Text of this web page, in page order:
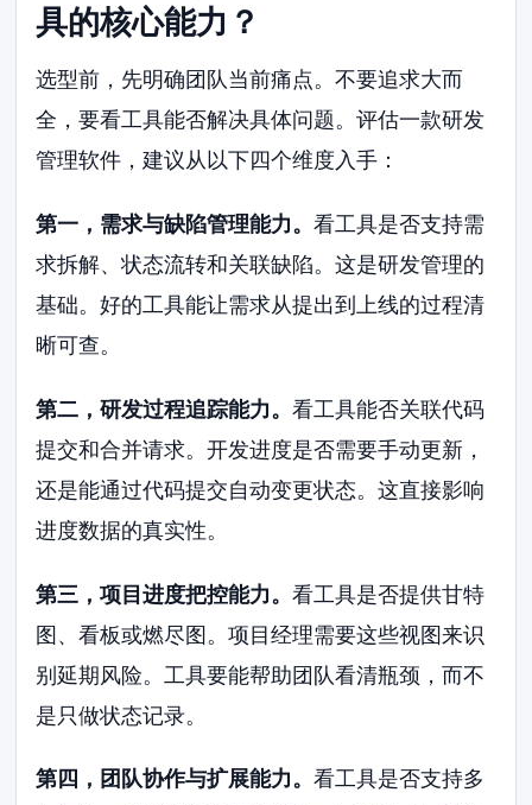
具的核心能力？
选型前，先明确团队当前痛点。不要追求大而
全，要看工具能否解决具体问题。评估一款研发
管理软件，建议从以下四个维度入手：
第一，需求与缺陷管理能力。看工具是否支持需
求拆解、状态流转和关联缺陷。这是研发管理的
基础。好的工具能让需求从提出到上线的过程清
晰可查。
第二，研发过程追踪能力。看工具能否关联代码
提交和合并请求。开发进度是否需要手动更新，
还是能通过代码提交自动变更状态。这直接影响
进度数据的真实性。
第三，项目进度把控能力。看工具是否提供甘特
图、看板或燃尽图。项目经理需要这些视图来识
别延期风险。工具要能帮助团队看清瓶颈，而不
是只做状态记录。
第四，团队协作与扩展能力。看工具是否支持多